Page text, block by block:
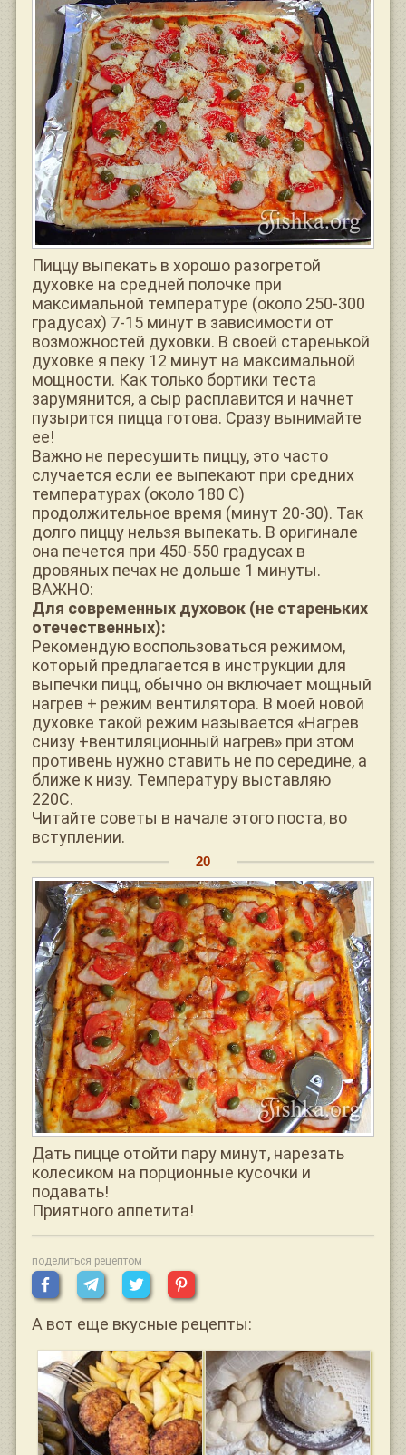
Пиццу выпекать в хорошо разогретой
духовке на средней полочке при
максимальной температуре (около 250-300
градусах) 7-15 минут в зависимости от
возможностей духовки. В своей старенькой
духовке я пеку 12 минут на максимальной
мощности. Как только бортики теста
зарумянится, а сыр расплавится и начнет
пузырится пицца готова. Сразу вынимайте
ее!
Важно не пересушить пиццу, это часто
случается если ее выпекают при средних
температурах (около 180 С)
продолжительное время (минут 20-30). Так
долго пиццу нельзя выпекать. В оригинале
она печется при 450-550 градусах в
дровяных печах не дольше 1 минуты.
ВАЖНО:
Для современных духовок (не стареньких
отечественных):
Рекомендую воспользоваться режимом,
который предлагается в инструкции для
выпечки пицц, обычно он включает мощный
нагрев + режим вентилятора. В моей новой
духовке такой режим называется «Нагрев
снизу +вентиляционный нагрев» при этом
противень нужно ставить не по середине, а
ближе к низу. Температуру выставляю
220С.
Читайте советы в начале этого поста, во
вступлении.
Дать пицце отойти пару минут, нарезать
колесиком на порционные кусочки и
подавать!
Приятного аппетита!
поделиться рецептом
А вот еще вкусные рецепты: